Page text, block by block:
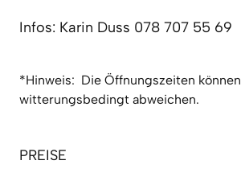
Infos: Karin Duss 078 707 55 69
*Hinweis:  Die Öffnungszeiten können
witterungsbedingt abweichen.
PREISE